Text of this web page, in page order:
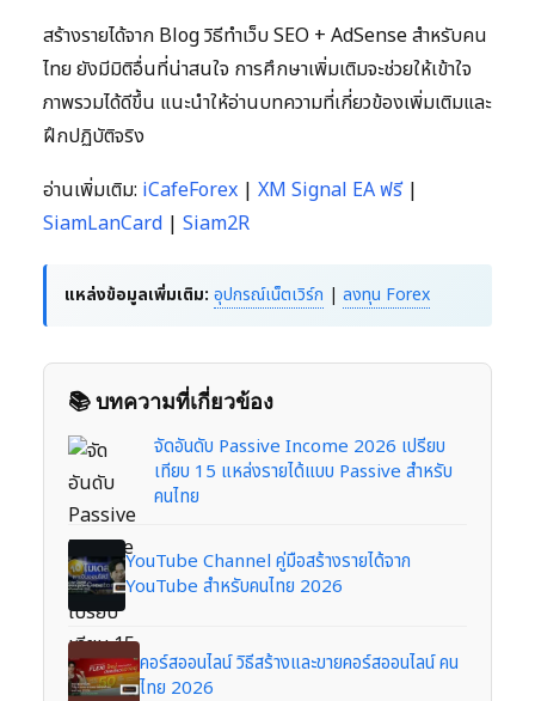
สร้างรายได้จาก Blog วิธีทำเว็บ SEO + AdSense สำหรับคน
ไทย ยังมีมิติอื่นที่น่าสนใจ การศึกษาเพิ่มเติมจะช่วยให้เข้าใจ
ภาพรวมได้ดีขึ้น แนะนำให้อ่านบทความที่เกี่ยวข้องเพิ่มเติมและ
ฝึกปฏิบัติจริง
อ่านเพิ่มเติม: iCafeForex | XM Signal EA ฟรี|
SiamLanCard | Siam2R
แหล่งข้อมูลเพิ่มเติม: อุปกรณ์เน็ตเวิร์ก | ลงทุน Forex
📚 บทความที่เกี่ยวข้อง
จัดอันดับ Passive Income 2026 เปรียบ
เทียบ 15 แหล่งรายได้แบบ Passive สำหรับ
คนไทย
YouTube Channel คู่มือสร้างรายได้จาก
YouTube สำหรับคนไทย 2026
คอร์สออนไลน์ วิธีสร้างและขายคอร์สออนไลน์ คน
ไทย 2026